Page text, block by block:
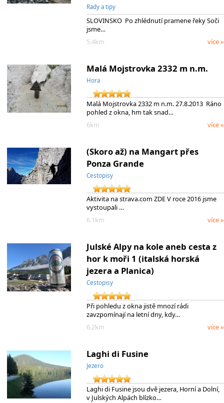
Rady a tipy
SLOVINSKO Po zhlédnutí pramene řeky Soči
jsme…
5.4km
více »
Malá Mojstrovka 2332 m n.m.
Hora
Malá Mojstrovka 2332 m n.m. 27.8.2013 Ráno
pohled z okna, hm tak snad…
6km
více »
(Skoro až) na Mangart přes
Ponza Grande
Cestopisy
Aktivita na strava.com ZDE V roce 2016 jsme
vystoupali …
6.1km
více »
Julské Alpy na kole aneb cesta z
hor k moři 1 (italská horská
jezera a Planica)
Cestopisy
Při pohledu z okna jistě mnozí rádi
zavzpomínají na letní dny, kdy…
6.2km
více »
Laghi di Fusine
Jezero
Laghi di Fusine jsou dvě jezera, Horní a Dolní,
v Julských Alpách blízko…